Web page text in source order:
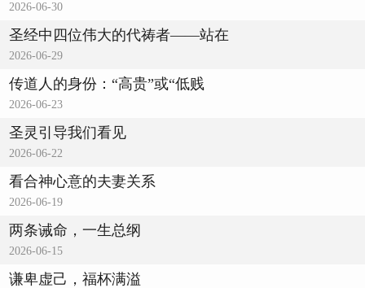
2026-06-30
圣经中四位伟大的代祷者——站在
2026-06-29
传道人的身份：“高贵”或“低贱
2026-06-23
圣灵引导我们看见
2026-06-22
看合神心意的夫妻关系
2026-06-19
两条诫命，一生总纲
2026-06-15
谦卑虚己，福杯满溢